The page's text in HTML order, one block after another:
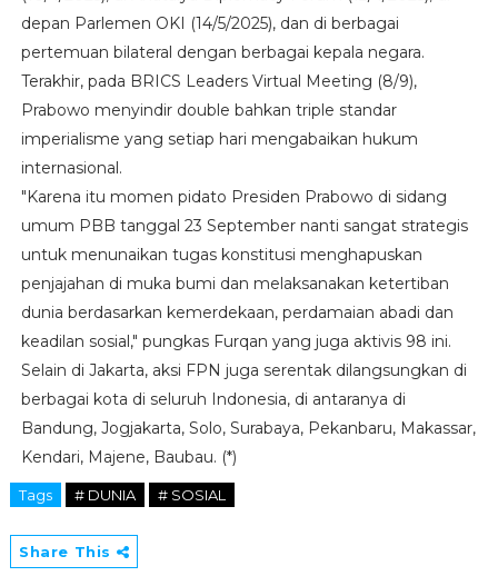
depan Parlemen OKI (14/5/2025), dan di berbagai
pertemuan bilateral dengan berbagai kepala negara.
Terakhir, pada BRICS Leaders Virtual Meeting (8/9),
Prabowo menyindir double bahkan triple standar
imperialisme yang setiap hari mengabaikan hukum
internasional.
"Karena itu momen pidato Presiden Prabowo di sidang
umum PBB tanggal 23 September nanti sangat strategis
untuk menunaikan tugas konstitusi menghapuskan
penjajahan di muka bumi dan melaksanakan ketertiban
dunia berdasarkan kemerdekaan, perdamaian abadi dan
keadilan sosial," pungkas Furqan yang juga aktivis 98 ini.
Selain di Jakarta, aksi FPN juga serentak dilangsungkan di
berbagai kota di seluruh Indonesia, di antaranya di
Bandung, Jogjakarta, Solo, Surabaya, Pekanbaru, Makassar,
Kendari, Majene, Baubau. (*)
Tags # DUNIA # SOSIAL
Share This